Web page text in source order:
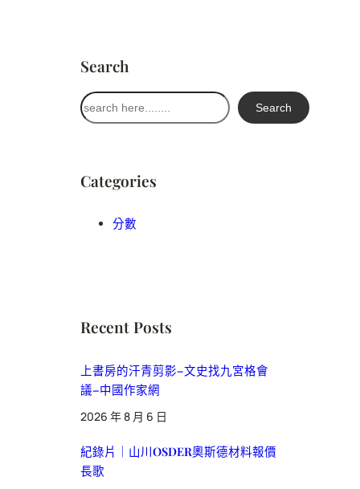
Search
搜
尋
Search
Categories
分數
Recent Posts
上書房的汗青剪影–文史找九宮格會
議–中國作家網
2026 年 8 月 6 日
紀錄片｜山川OSDER奧斯德材料報價
長歌